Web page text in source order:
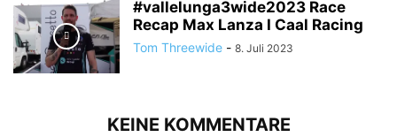
#vallelunga3wide2023 Race
Recap Max Lanza I Caal Racing
Tom Threewide - 8. Juli 2023
KEINE KOMMENTARE